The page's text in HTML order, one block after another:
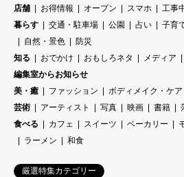
店舗
お得情報 オープン スマホ 工事
暮らす
交通・駐車場 公園 占い 子育
自然・景色
防災
知る
おでかけ おもしろネタ メディア
編集室からお知らせ
美・癒
ファッション ボディメイク・ケア
芸術
アーティスト 写真 映画 書籍
食べる
カフェ スイーツ ベーカリー
ラーメン
和食
厳選特集カテゴリー